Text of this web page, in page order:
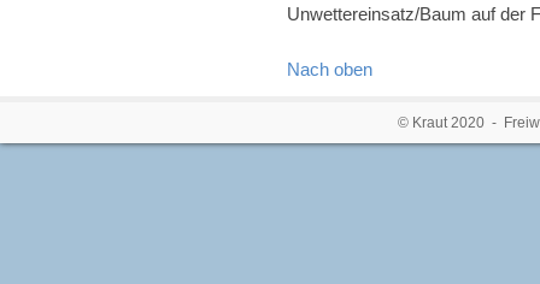
Unwettereinsatz/Baum auf der
Nach oben
© Kraut 2020 -